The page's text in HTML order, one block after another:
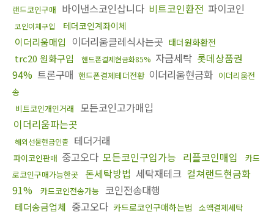
랜드코인구매 바이낸스코인삽니다 비트코인환전 파이코인
코인이체구입 테더코인계좌이체
이더리움매입 이더리움클레식사는곳 태더원화환전
trc20 원화구입 핸드폰결제현금화85% 자금세탁 롯데상품권
94% 트론구매 핸드폰결제테더전환 이더리움현금화 이더리움전
송
비트코인개인거래
모든코인고가매입
이더리움파는곳
해외선물현금인출 테더거래
파이코인판매 중고오다 모든코인구입가능 리플코인매입
카드
로코인구매가능한곳
돈세탁방법 세탁재테크 컬쳐랜드현금화
91%
카드코인전송가능 코인전송대행
테더송금업체 중고오다 카드로코인구매하는법
소액결제세탁